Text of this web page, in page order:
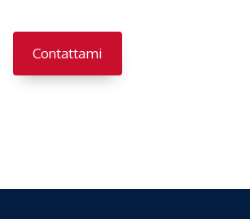
Contattami